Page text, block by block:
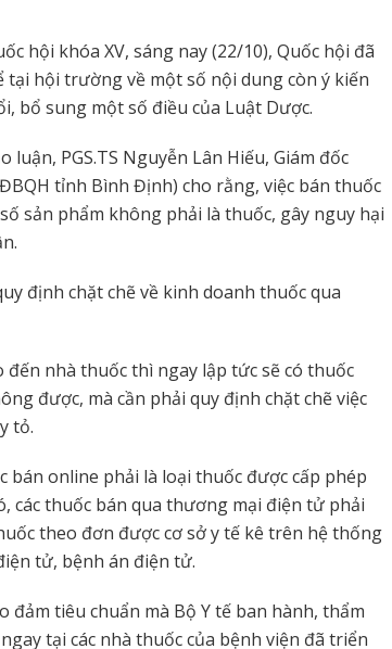
hội khóa XV, sáng nay (22/10), Quốc hội đã
hội trường về một số nội dung còn ý kiến
bổ sung một số điều của Luật Dược.
PGS.TS Nguyễn Lân Hiếu, Giám đốc
tỉnh Bình Định) cho rằng, việc bán thuốc
sản phẩm không phải là thuốc, gây nguy hại
định chặt chẽ về kinh doanh thuốc qua
đến nhà thuốc thì ngay lập tức sẽ có thuốc
được, mà cần phải quy định chặt chẽ việc
tỏ.
bán online phải là loại thuốc được cấp phép
các thuốc bán qua thương mại điện tử phải
theo đơn được cơ sở y tế kê trên hệ thống
tử, bệnh án điện tử.
đảm tiêu chuẩn mà Bộ Y tế ban hành, thẩm
tại các nhà thuốc của bệnh viện đã triển